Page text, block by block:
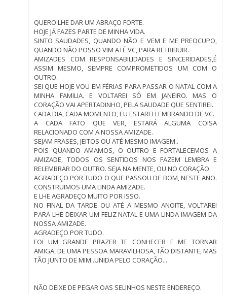
QUERO LHE DAR UM ABRAÇO FORTE.
HOJE JÁ FAZES PARTE DE MINHA VIDA.
SINTO SAUDADES, QUANDO NÃO E VEM E ME PREOCUPO,
QUANDO NÃO POSSO VIM ATÉ VC, PARA RETRIBUIR.
AMIZADES COM RESPONSABILIDADES E SINCERIDADES,É
ASSIM MESMO, SEMPRE COMPROMETIDOS UM COM O
OUTRO.
SEI QUE HOJE VOU EM FÉRIAS PARA PASSAR O NATAL COM A
MINHA FAMILIA. E VOLTAREI SÓ EM JANEIRO. MAS O
CORAÇÃO VAI APERTADINHO, PELA SAUDADE QUE SENTIREI.
CADA DIA, CADA MOMENTO, EU ESTAREI LEMBRANDO DE VC.
A CADA FATO QUE VER, ESTARÁ ALGUMA COISA
RELACIONADO COM A NOSSA AMIZADE.
SEJAM FRASES, JEITOS OU ATÉ MESMO IMAGEM..
POIS QUANDO AMAMOS, O OUTRO E FORTALECEMOS A
AMIZADE, TODOS OS SENTIDOS NOS FAZEM LEMBRA E
RELEMBRAR DO OUTRO. SEJA NA MENTE, OU NO CORAÇÃO.
AGRADEÇO POR TUDO O QUE PASSOU DE BOM, NESTE ANO.
CONSTRUIMOS UMA LINDA AMIZADE.
E LHE AGRADEÇO MUITO POR ISSO.
NO FINAL DA TARDE OU ATÉ A MESMO ANOITE, VOLTAREI
PARA LHE DEIXAR UM FELIZ NATAL E UMA LINDA IMAGEM DA
NOSSA AMIZADE.
AGRADEÇO POR TUDO.
FOI UM GRANDE PRAZER TE CONHECER E ME TORNAR
AMIGA, DE UMA PESSOA MARAVILHOSA, TÃO DISTANTE, MAS
TÃO JUNTO DE MIM..UNIDA PELO CORAÇÃO...
NÃO DEIXE DE PEGAR OAS SELINHOS NESTE ENDEREÇO.